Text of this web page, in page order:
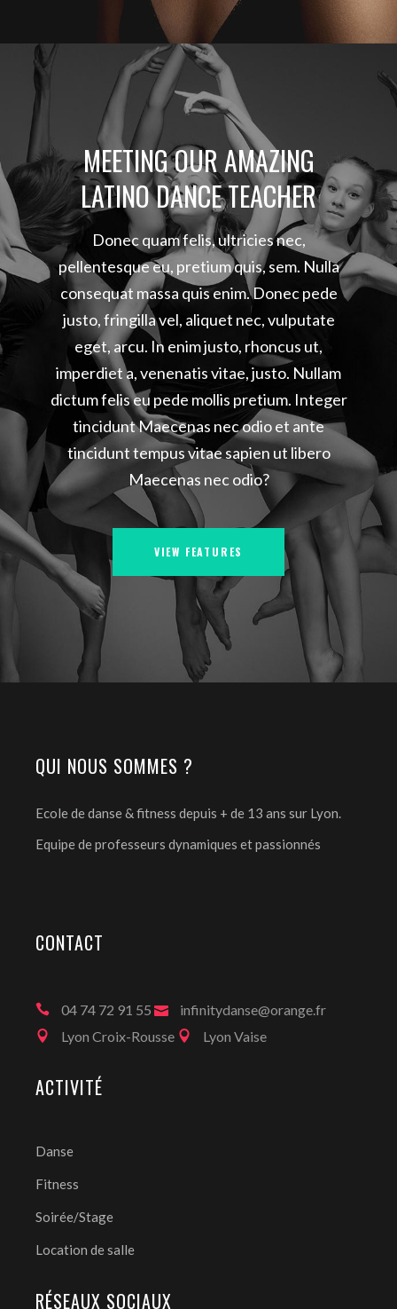
MEETING OUR AMAZING
LATINO DANCE TEACHER
Donec quam felis, ultricies nec,
pellentesque eu, pretium quis, sem. Nulla
consequat massa quis enim. Donec pede
justo, fringilla vel, aliquet nec, vulputate
eget, arcu. In enim justo, rhoncus ut,
imperdiet a, venenatis vitae, justo. Nullam
dictum felis eu pede mollis pretium. Integer
tincidunt Maecenas nec odio et ante
tincidunt tempus vitae sapien ut libero
Maecenas nec odio?
VIEW FEATURES
QUI NOUS SOMMES ?
Ecole de danse & fitness depuis + de 13 ans sur Lyon.
Equipe de professeurs dynamiques et passionnés
CONTACT
04 74 72 91 55
infinitydanse@orange.fr
Lyon Croix-Rousse
Lyon Vaise
ACTIVITÉ
Danse
Fitness
Soirée/Stage
Location de salle
RÉSEAUX SOCIAUX